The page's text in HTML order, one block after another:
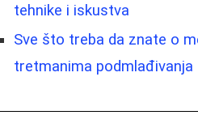
tehnike i iskustva
Sve što treba da znate o
tretmanima podmlađivanja